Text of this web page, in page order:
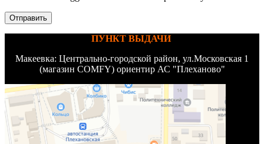
ПУНКТ ВЫДАЧИ
Макеевка: Центрально-городской район, ул.Московская 1
(магазин COMFY) ориентир АС "Плеханово"